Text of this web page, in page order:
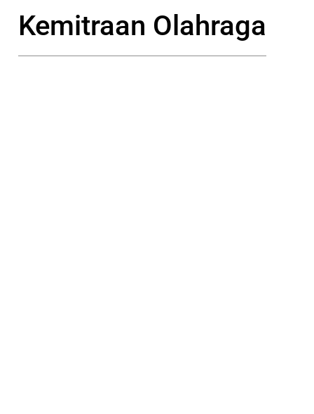
Kemitraan Olahraga